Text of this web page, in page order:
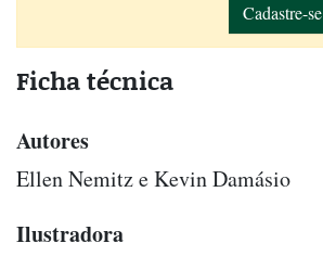
Cadastre-se
Ficha técnica
Autores
Ellen Nemitz e Kevin Damásio
Ilustradora